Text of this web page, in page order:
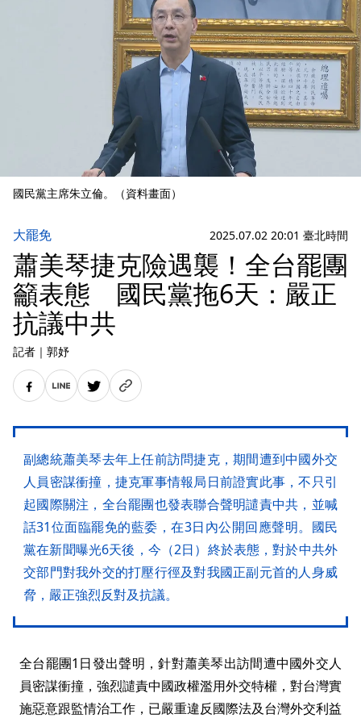
國民黨主席朱立倫。（資料畫面）
大罷免 2025.07.02 20:01 臺北時間
蕭美琴捷克險遇襲！全台罷團
籲表態 國民黨拖6天：嚴正
抗議中共
記者 ｜ 郭妤
副總統蕭美琴去年上任前訪問捷克，期間遭到中國外交
人員密謀衝撞，捷克軍事情報局日前證實此事，不只引
起國際關注，全台罷團也發表聯合聲明譴責中共，並喊
話31位面臨罷免的藍委，在3日內公開回應聲明。國民
黨在新聞曝光6天後，今（2日）終於表態，對於中共外
交部門對我外交的打壓行徑及對我國正副元首的人身威
脅，嚴正強烈反對及抗議。
全台罷團1日發出聲明，針對蕭美琴出訪間遭中國外交人
員密謀衝撞，強烈譴責中國政權濫用外交特權，對台灣實
施惡意跟監情治工作，已嚴重違反國際法及台灣外交利益